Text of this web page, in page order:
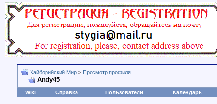
Хайборийский Мир > Просмотр профиля
Andy45
Wiki Справка Пользователи Календарь